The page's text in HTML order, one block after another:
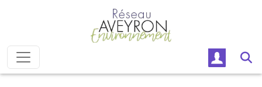
Navigation principale